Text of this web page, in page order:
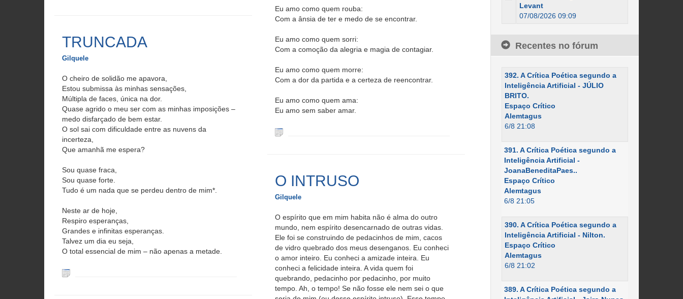
TRUNCADA
Gilquele
O cheiro de solidão me apavora,
Estou submissa às minhas sensações,
Múltipla de faces, única na dor.
Quase agrido o meu ser com as minhas imposições –
medo disfarçado de bem estar.
O sol sai com dificuldade entre as nuvens da
incerteza,
Que amanhã me espera?
Sou quase fraca,
Sou quase forte.
Tudo é um nada que se perdeu dentro de mim*.
Neste ar de hoje,
Respiro esperanças,
Grandes e infinitas esperanças.
Talvez um dia eu seja,
O total essencial de mim – não apenas a metade.
Eu amo como quem rouba:
Com a ânsia de ter e medo de se encontrar.
Eu amo como quem sorri:
Com a comoção da alegria e magia de contagiar.
Eu amo como quem morre:
Com a dor da partida e a certeza de reencontrar.
Eu amo como quem ama:
Eu amo sem saber amar.
O INTRUSO
Gilquele
O espírito que em mim habita não é alma do outro
mundo, nem espírito desencarnado de outras vidas.
Ele foi se construindo de pedacinhos de mim, cacos
de vidro quebrado dos meus desenganos. Eu conheci
o amor inteiro. Eu conheci a amizade inteira. Eu
conheci a felicidade inteira. A vida quem foi
quebrando, pedacinho por pedacinho, por muito
tempo. Ah, o tempo! Se não fosse ele nem sei o que
Levant
07/08/2026 09:09
Recentes no fórum
392. A Crítica Poética segundo a
Inteligência Artificial - JÚLIO
BRITO.
Espaço Crítico
Alemtagus
6/8 21:08
391. A Crítica Poética segundo a
Inteligência Artificial -
JoanaBeneditaPaes..
Espaço Crítico
Alemtagus
6/8 21:05
390. A Crítica Poética segundo a
Inteligência Artificial - Nilton.
Espaço Crítico
Alemtagus
6/8 21:02
389. A Crítica Poética segundo a